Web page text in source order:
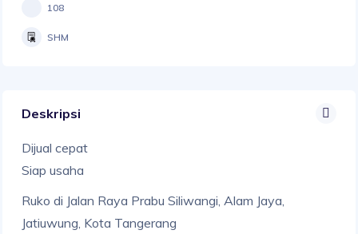
108
SHM
Deskripsi
Dijual cepat
Siap usaha
Ruko di Jalan Raya Prabu Siliwangi, Alam Jaya,
Jatiuwung, Kota Tangerang